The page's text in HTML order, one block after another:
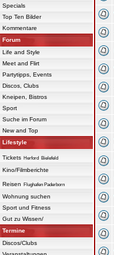
Specials
Top Ten Bilder
Kommentare
Forum
Life and Style
Meet and Flirt
Partytipps, Events
Discos, Clubs
Kneipen, Bistros
Sport
Suche im Forum
New and Top
Lifestyle
Tickets Herford Bielefeld
Kino/Filmberichte
Reisen Flughafen Paderborn
Wohnung suchen
Sport und Fitness
Gut zu Wissen/
Termine
Discos/Clubs